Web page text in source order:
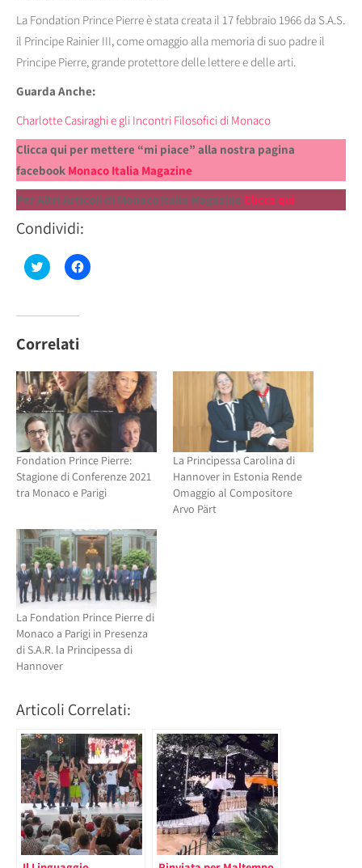
La Fondation Prince Pierre è stata creata il 17 febbraio 1966 da S.A.S.
il Principe Rainier III, come omaggio alla memoria di suo padre il
Principe Pierre, grande protettore delle lettere e delle arti.
Guarda Anche:
Charlotte Casiraghi e gli Incontri Filosofici di Monaco
Clicca qui per mettere “mi piace” alla nostra pagina
facebook Monaco Italia Magazine
Per Altri Articoli di Monaco Italia Magazine Clicca qui
Condividi:
Fai
clic
su
(Si
apre
una
nuova
finestra)
Fai
clic
nuova
finestra)
Correlati
Fondation Prince Pierre:
Stagione di Conferenze 2021
tra Monaco e Parigi
La Principessa Carolina di
Hannover in Estonia Rende
Omaggio al Compositore
Arvo Pärt
La Fondation Prince Pierre di
Monaco a Parigi in Presenza
di S.A.R. la Principessa di
Hannover
Articoli Correlati: